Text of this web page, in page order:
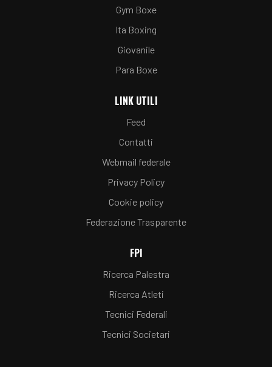
Gym Boxe
Ita Boxing
Giovanile
Para Boxe
LINK UTILI
Feed
Contatti
Webmail federale
Privacy Policy
Cookie policy
Federazione Trasparente
FPI
Ricerca Palestra
Ricerca Atleti
Tecnici Federali
Tecnici Societari